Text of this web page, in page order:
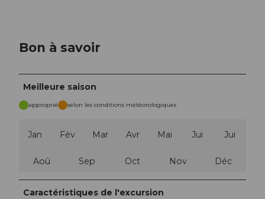
Bon à savoir
Meilleure saison
approprié selon les conditions météorologiques
Jan Fév Mar Avr Mai Jui Jui
Aoû Sep Oct Nov Déc
Caractéristiques de l'excursion